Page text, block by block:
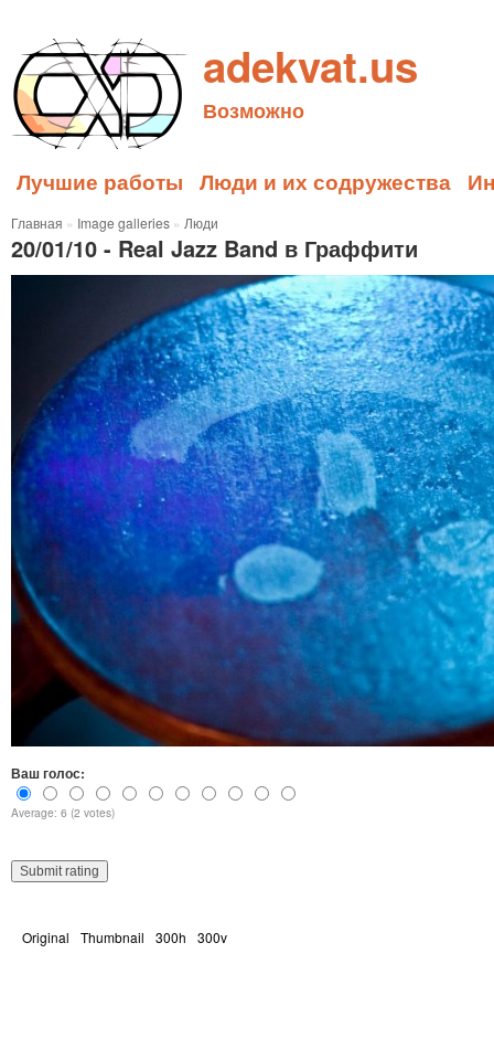
adekvat.us
Возможно
Лучшие работы Люди и их содружества
Главная » Image galleries » Люди
20/01/10 - Real Jazz Band в Граффити
Ваш голос:
Average: 6 (2 votes)
Original Thumbnail 300h 300v